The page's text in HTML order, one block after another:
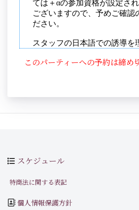
このパーティーへの予約は締め
スケジュール
特商法に関する表記
個人情報保護方針